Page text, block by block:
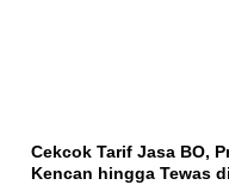
Cekcok Tarif Jasa BO,
Kencan hingga Tewas